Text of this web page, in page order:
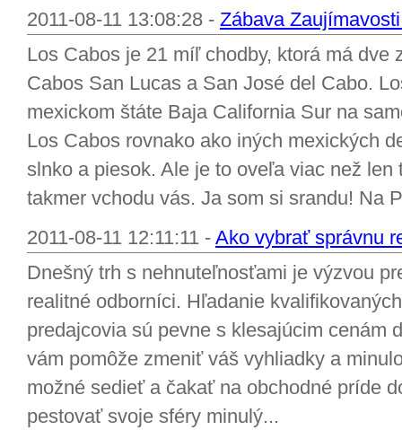
2011-08-11 13:08:28 - Zábava
Los Cabos je 21 míľ chodby, ktorá má dve
Cabos San Lucas a San José del Cabo.
mexickom štáte Baja California Sur na
Los Cabos rovnako ako iných mexických
slnko a piesok. Ale je to oveľa viac než
takmer vchodu vás. Ja som si srandu! Na
2011-08-11 12:11:11 - Ako vybrať správnu
Dnešný trh s nehnuteľnosťami je výzvou
realitné odborníci. Hľadanie
predajcovia sú pevne s klesajúcim cenám
vám pomôže zmeniť váš vyhliadky a
možné sedieť a čakať na obchodné príde
pestovať svoje sféry minulý...